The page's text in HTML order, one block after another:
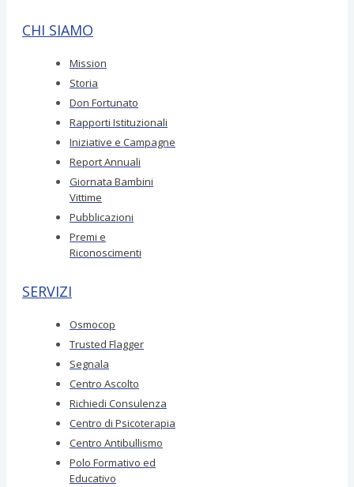
CHI SIAMO
Mission
Storia
Don Fortunato
Rapporti Istituzionali
Iniziative e Campagne
Report Annuali
Giornata Bambini
Vittime
Pubblicazioni
Premi e
Riconoscimenti
SERVIZI
Osmocop
Trusted Flagger
Segnala
Centro Ascolto
Richiedi Consulenza
Centro di Psicoterapia
Centro Antibullismo
Polo Formativo ed
Educativo